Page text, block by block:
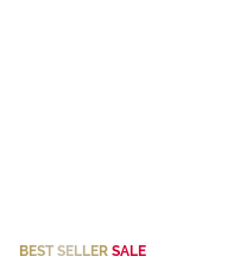
BEST SELLER SALE